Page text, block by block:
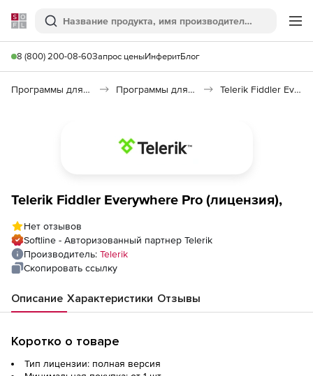
Softline
Поиск
8 (800) 200-08-60Запрос ценыИнферитБлог
Программы для программирования Программы для разработки ПО Telerik Fiddler Everywhere
Telerik Fiddler Everywhere Pro (лицензия),
Нет отзывов
Softline - Авторизованный партнер Telerik
Производитель: Telerik
Скопировать ссылку
Описание Характеристики Отзывы
Коротко о товаре
Тип лицензии: полная версия